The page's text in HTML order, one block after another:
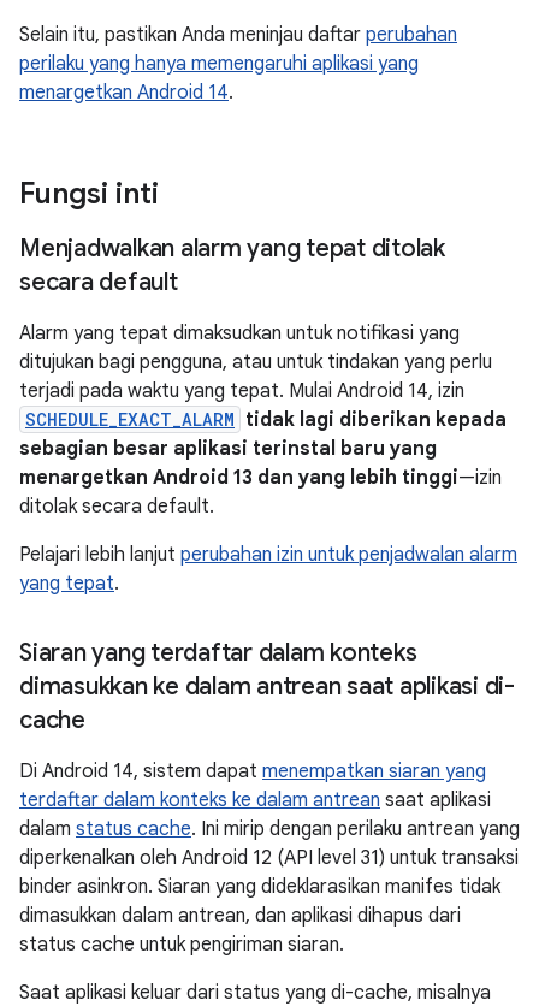
Selain itu, pastikan Anda meninjau daftar perubahan
perilaku yang hanya memengaruhi aplikasi yang
menargetkan Android 14.
Fungsi inti
Menjadwalkan alarm yang tepat ditolak
secara default
Alarm yang tepat dimaksudkan untuk notifikasi yang
ditujukan bagi pengguna, atau untuk tindakan yang perlu
terjadi pada waktu yang tepat. Mulai Android 14, izin
SCHEDULE_EXACT_ALARM tidak lagi diberikan kepada
sebagian besar aplikasi terinstal baru yang
menargetkan Android 13 dan yang lebih tinggi—izin
ditolak secara default.
Pelajari lebih lanjut perubahan izin untuk penjadwalan alarm
yang tepat.
Siaran yang terdaftar dalam konteks
dimasukkan ke dalam antrean saat aplikasi di-
cache
Di Android 14, sistem dapat menempatkan siaran yang
terdaftar dalam konteks ke dalam antrean saat aplikasi
dalam status cache. Ini mirip dengan perilaku antrean yang
diperkenalkan oleh Android 12 (API level 31) untuk transaksi
binder asinkron. Siaran yang dideklarasikan manifes tidak
dimasukkan dalam antrean, dan aplikasi dihapus dari
status cache untuk pengiriman siaran.
Saat aplikasi keluar dari status yang di-cache, misalnya